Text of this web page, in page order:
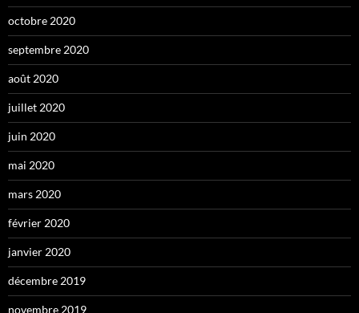
octobre 2020
septembre 2020
août 2020
juillet 2020
juin 2020
mai 2020
mars 2020
février 2020
janvier 2020
décembre 2019
novembre 2019